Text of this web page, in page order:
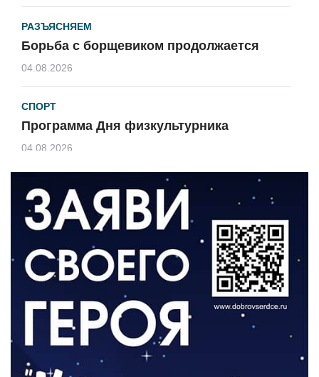
РАЗЪЯСНЯЕМ
Борьба с борщевиком продолжается
04.08.2026
СПОРТ
Программа Дня физкультурника
04.08.2026
ЗЕМЛЯКИ
«Мы радовались, так как видели
результат своего труда»
О ЧЕМ ПИСАЛА ГАЗЕТА
По страницам архивных газет
03.08.2026